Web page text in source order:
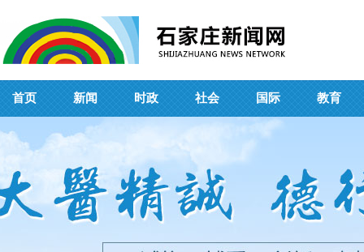
首页 新闻 时政 社会 国际 教育